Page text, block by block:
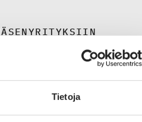
Tietoja
Oy